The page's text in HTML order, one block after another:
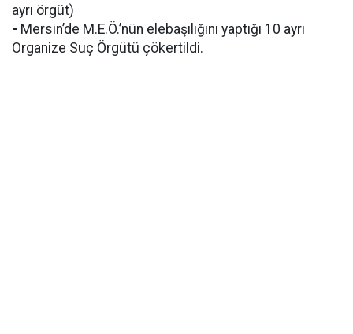
ayrı örgüt)
- Mersin’de M.E.Ö.’nün elebaşılığını yaptığı 10 ayrı
Organize Suç Örgütü çökertildi.